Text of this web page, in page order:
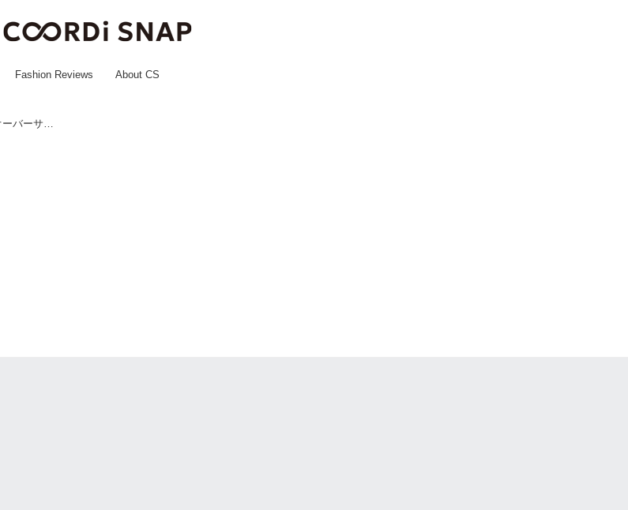
Fashion Reviews About CS
今っぽシルエットがたまらん♡【ユニクロ】の「オーバーサイズアイテム」